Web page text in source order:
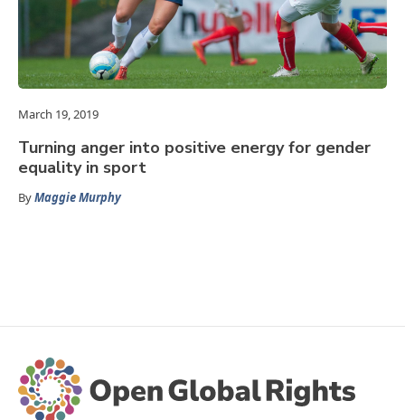
March 19, 2019
Turning anger into positive energy for gender
equality in sport
ByMaggie Murphy